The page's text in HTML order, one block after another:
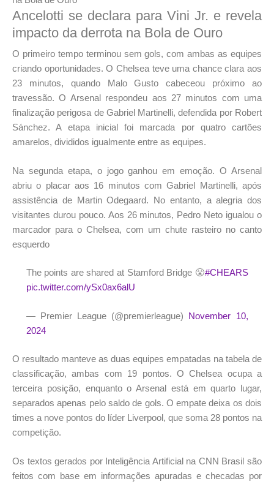
Ancelotti se declara para Vini Jr. e revela
impacto da derrota na Bola de Ouro
O primeiro tempo terminou sem gols, com ambas as equipes
criando oportunidades. O Chelsea teve uma chance clara aos
23 minutos, quando Malo Gusto cabeceou próximo ao
travessão. O Arsenal respondeu aos 27 minutos com uma
finalização perigosa de Gabriel Martinelli, defendida por Robert
Sánchez. A etapa inicial foi marcada por quatro cartões
amarelos, divididos igualmente entre as equipes.
Na segunda etapa, o jogo ganhou em emoção. O Arsenal
abriu o placar aos 16 minutos com Gabriel Martinelli, após
assistência de Martin Odegaard. No entanto, a alegria dos
visitantes durou pouco. Aos 26 minutos, Pedro Neto igualou o
marcador para o Chelsea, com um chute rasteiro no canto
esquerdo
The points are shared at Stamford Bridge 😤#CHEARS
pic.twitter.com/ySx0ax6alU
— Premier League (@premierleague) November 10,
2024
O resultado manteve as duas equipes empatadas na tabela de
classificação, ambas com 19 pontos. O Chelsea ocupa a
terceira posição, enquanto o Arsenal está em quarto lugar,
separados apenas pelo saldo de gols. O empate deixa os dois
times a nove pontos do líder Liverpool, que soma 28 pontos na
competição.
Os textos gerados por Inteligência Artificial na CNN Brasil são
feitos com base em informações apuradas e checadas por